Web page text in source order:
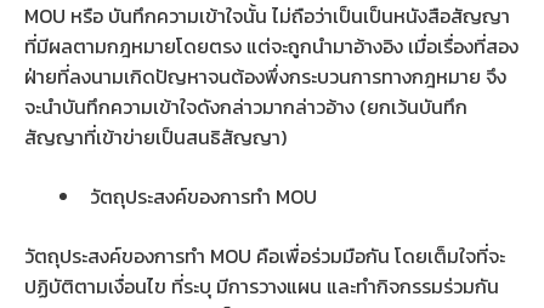
MOU หรือ บันทึกความเข้าใจนั้น ไม่ถือว่าเป็นเป็นหนังสือสัญญา
ที่มีผลตามกฎหมายโดยตรง แต่จะถูกนำมาอ้างอิง เมื่อเรื่องที่สอง
ฝ่ายที่ลงนามเกิดปัญหาจนต้องพึ่งกระบวนการทางกฎหมาย จึง
จะนำบันทึกความเข้าใจดังกล่าวมากล่าวอ้าง (ยกเว้นบันทึก
สัญญาที่เข้าข่ายเป็นสนธิสัญญา)
วัตถุประสงค์ของการทำ MOU
วัตถุประสงค์ของการทำ MOU คือเพื่อร่วมมือกัน โดยเต็มใจที่จะ
ปฏิบัติตามเงื่อนไข ที่ระบุ มีการวางแผน และทำกิจกรรมร่วมกัน